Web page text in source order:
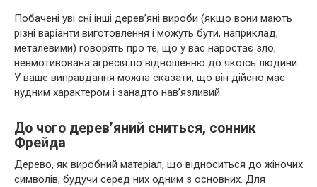
Побачені уві сні інші дерев’яні вироби (якщо вони мають
різні варіанти виготовлення і можуть бути, наприклад,
металевими) говорять про те, що у вас наростає зло,
невмотивована агресія по відношенню до якоїсь людини.
У ваше виправдання можна сказати, що він дійсно має
нудним характером і занадто нав’язливий.
До чого дерев’яний сниться, сонник
Фрейда
Дерево, як виробний матеріал, що відноситься до жіночих
символів, будучи серед них одним з основних. Для